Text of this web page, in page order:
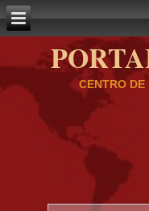
CENTRO DE